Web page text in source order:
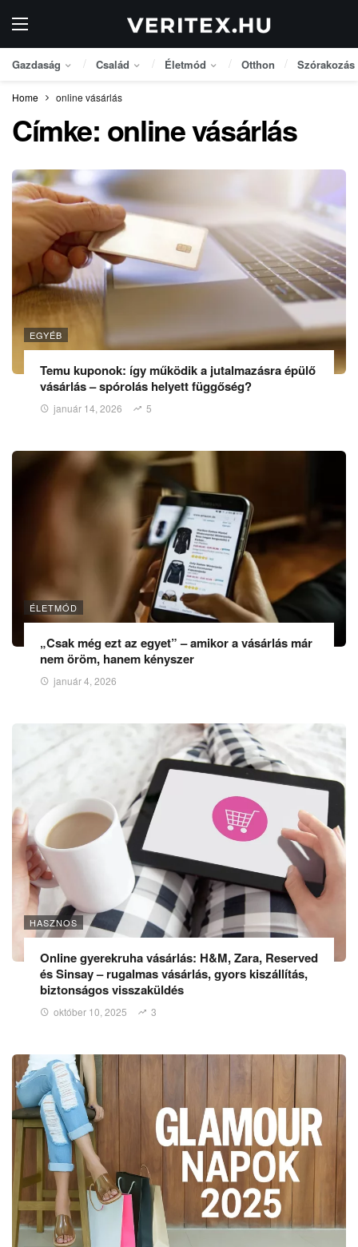
Gazdaság Család Életmód Otthon Szórakozás
Home online vásárlás
Címke: online vásárlás
EGYÉB
Temu kuponok: így működik a jutalmazásra épülő
vásárlás – spórolás helyett függőség?
január 14, 2026 5
ÉLETMÓD
„Csak még ezt az egyet” – amikor a vásárlás már
nem öröm, hanem kényszer
január 4, 2026
HASZNOS
Online gyerekruha vásárlás: H&M, Zara, Reserved
és Sinsay – rugalmas vásárlás, gyors kiszállítás,
biztonságos visszaküldés
október 10, 2025 3